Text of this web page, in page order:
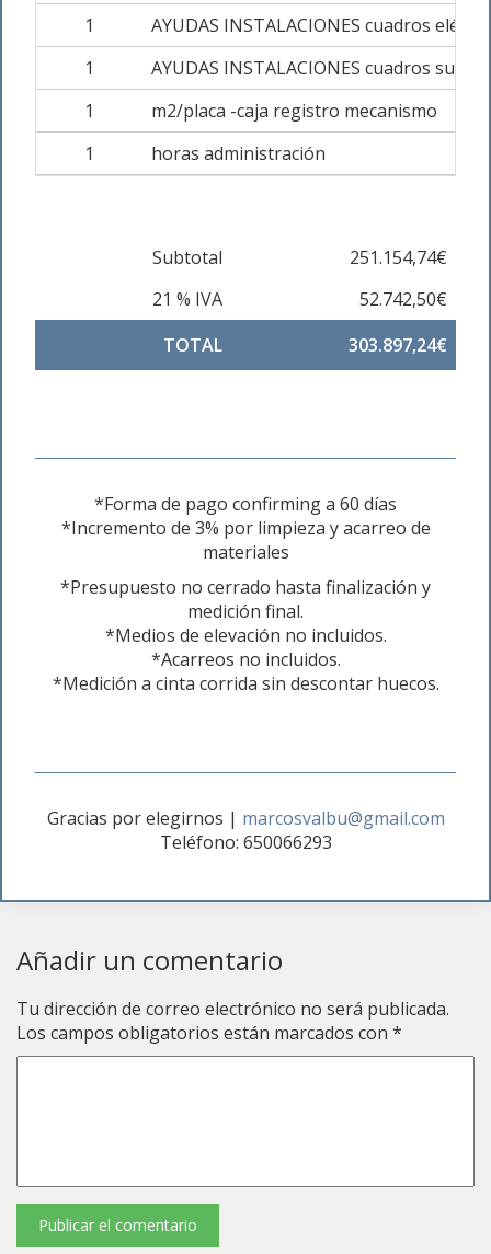
1
AYUDAS INSTALACIONES cuadros
1
AYUDAS INSTALACIONES cuadros suelo
1
m2/placa -caja registro mecanismo
1
horas administración
Subtotal
251.154,74€
21 % IVA
52.742,50€
TOTAL
303.897,24€
*Forma de pago confirming a 60 días
*Incremento de 3% por limpieza y acarreo de
materiales
*Presupuesto no cerrado hasta finalización y
medición final.
*Medios de elevación no incluidos.
*Acarreos no incluidos.
*Medición a cinta corrida sin descontar huecos.
Gracias por elegirnos | marcosvalbu@gmail.com
Teléfono: 650066293
Añadir un comentario
Tu dirección de correo electrónico no será publicada.
Los campos obligatorios están marcados con *